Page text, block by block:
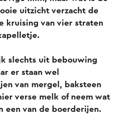
uitzicht verzacht de
kruising van vier straten
slechts uit bebouwing
er staan wel
van mergel, baksteen
verse melk of neem wat
een van de boerderijen.